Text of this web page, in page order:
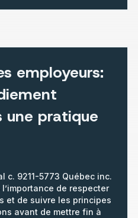
employeurs:
une pratique
c. 9211-5773 Québec inc.
de respecter
et de suivre les principes
avant de mettre fin à